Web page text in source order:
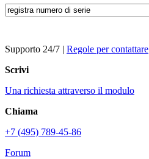
Supporto 24/7 | Regole per contattare
Scrivi
Una richiesta attraverso il modulo
Chiama
+7 (495) 789-45-86
Forum